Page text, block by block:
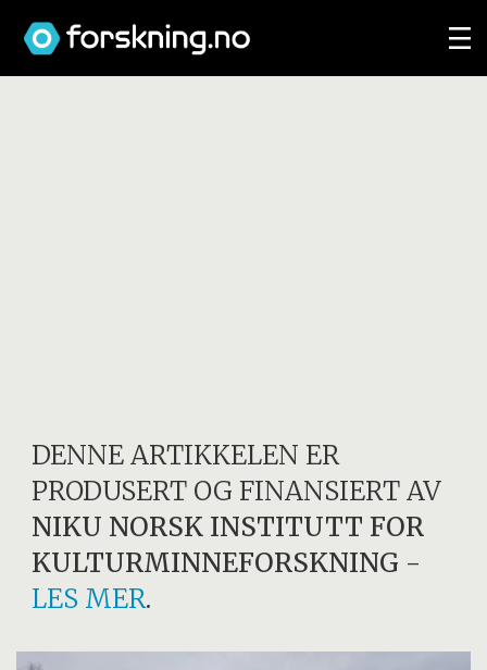
DENNE ARTIKKELEN ER
PRODUSERT OG FINANSIERT AV
NIKU NORSK INSTITUTT FOR
KULTURMINNEFORSKNING -
LES MER.